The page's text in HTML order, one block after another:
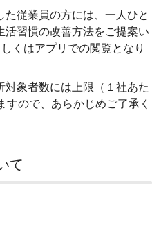
業員の方には、一人ひと
活習慣の改善方法をご提案い
くはアプリでの閲覧となり
象者数には上限（１社あた
すので、あらかじめご了承く
て